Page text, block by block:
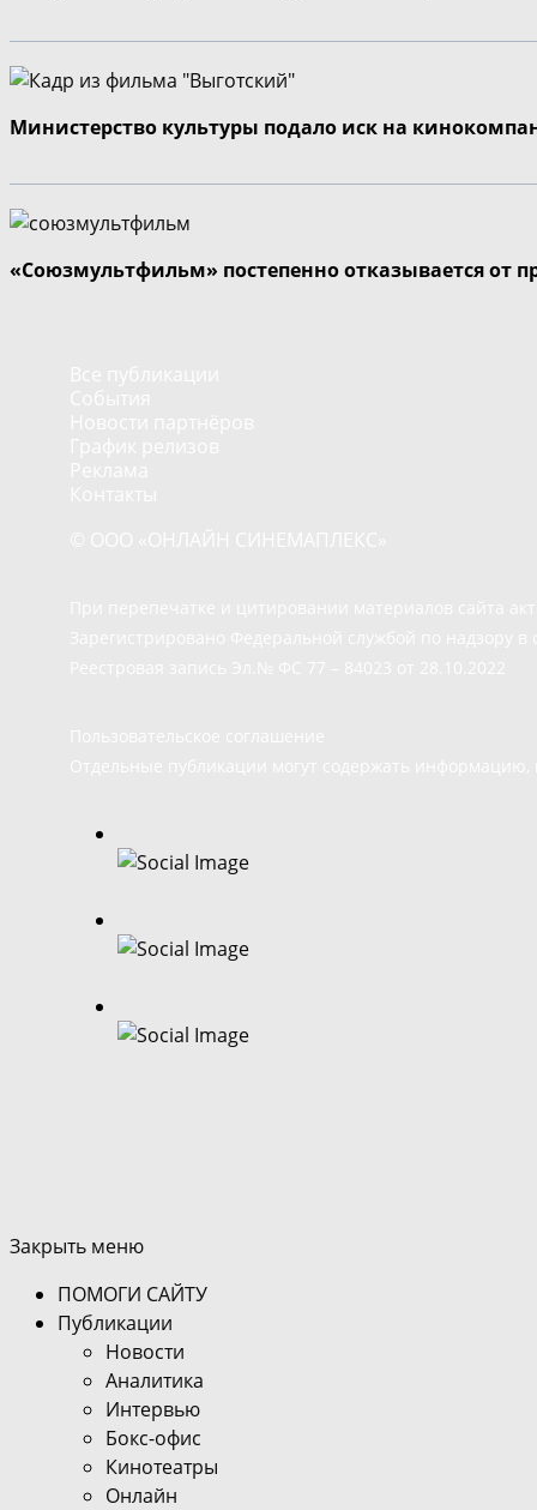
Министерство культуры подало иск на
«Союзмультфильм» постепенно отказывается от
Закрыть меню
ПОМОГИ САЙТУ
Публикации
Новости
Аналитика
Интервью
Бокс-офис
Кинотеатры
Онлайн